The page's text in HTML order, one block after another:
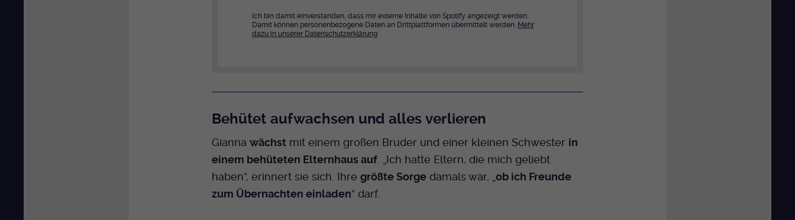
Ich bin damit einverstanden, dass mir externe Inhalte von Spotify angezeigt werden.
Damit können personenbezogene Daten an Drittplattformen übermittelt werden. Mehr
dazu in unserer Datenschutzerklärung
Behütet aufwachsen und alles verlieren
Gianna wächstmit einem großen Bruder und einer kleinen Schwester in
einem behüteten Elternhaus auf. „Ich hatte Eltern, die mich geliebt
haben“, erinnert sie sich. Ihre größte Sorgedamals war, „ob ich Freunde
zum Übernachten einladen“ darf.
Name cookie_optin-[n]
Zweck
Dient zur Speicherung der Cookie Opt-In
Einstellungen. Eine optionale Nummer nach
Versionsnummer an.